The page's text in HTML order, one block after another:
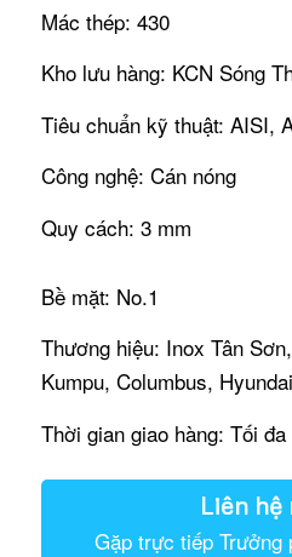
Mác thép: 430
Kho lưu hàng: KCN Sóng
Tiêu chuẩn kỹ thuật: AISI,
Công nghệ: Cán nóng
Quy cách: 3 mm
Bề mặt: No.1
Thương hiệu: Inox Tân
Kumpu, Columbus,
Thời gian giao hàng: Tối đa
Liên hệ
Gặp trực tiếp Trưởng